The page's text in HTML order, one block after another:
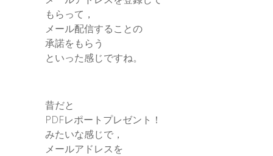
もらって，
メール配信することの
承諾をもらう
といった感じですね。
昔だと
PDFレポートプレゼント！
みたいな感じで，
メールアドレスを